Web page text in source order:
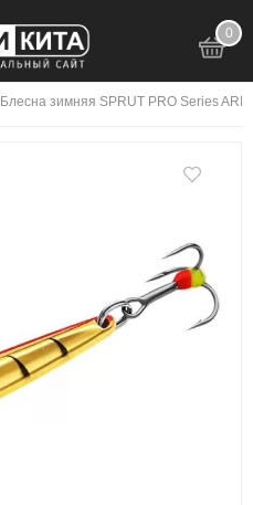
0
Блесна зимняя SPRUT PRO Series